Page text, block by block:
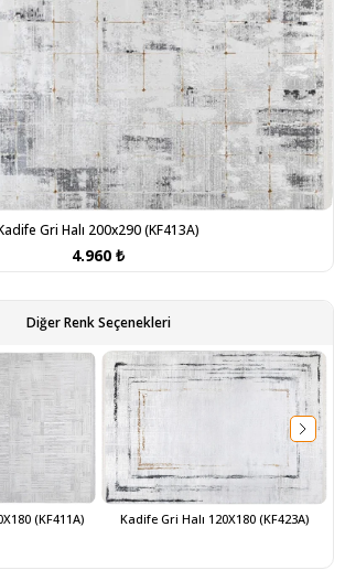
Gri Halı 200x290 (KF413A)
4.960 ₺
Diğer Renk Seçenekleri
(KF411A) Kadife Gri Halı 120X180 (KF423A)